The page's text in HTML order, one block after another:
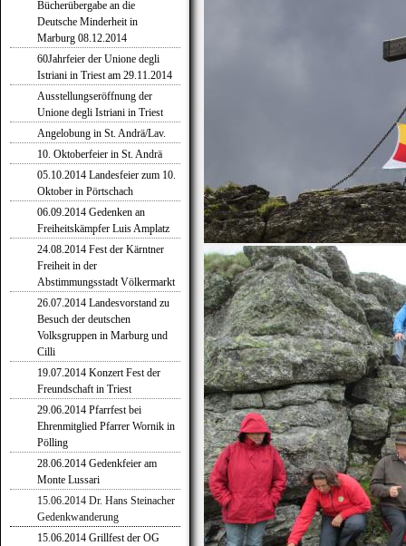
Bücherübergabe an die
Deutsche Minderheit in
Marburg 08.12.2014
60Jahrfeier der Unione degli
Istriani in Triest am 29.11.2014
Ausstellungseröffnung der
Unione degli Istriani in Triest
Angelobung in St. Andrä/Lav.
10. Oktoberfeier in St. Andrä
05.10.2014 Landesfeier zum 10.
Oktober in Pörtschach
06.09.2014 Gedenken an
Freiheitskämpfer Luis Amplatz
24.08.2014 Fest der Kärntner
Freiheit in der
Abstimmungsstadt Völkermarkt
26.07.2014 Landesvorstand zu
Besuch der deutschen
Volksgruppen in Marburg und
Cilli
19.07.2014 Konzert Fest der
Freundschaft in Triest
29.06.2014 Pfarrfest bei
Ehrenmitglied Pfarrer Wornik in
Pölling
28.06.2014 Gedenkfeier am
Monte Lussari
15.06.2014 Dr. Hans Steinacher
Gedenkwanderung
15.06.2014 Grillfest der OG